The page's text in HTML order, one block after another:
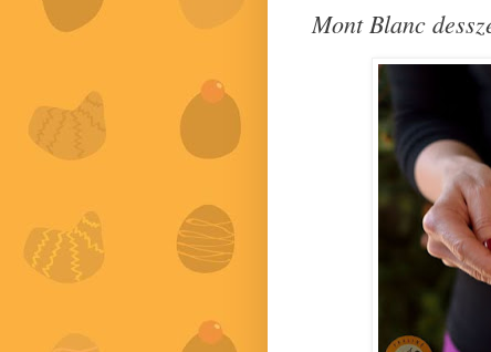
Mont Blanc